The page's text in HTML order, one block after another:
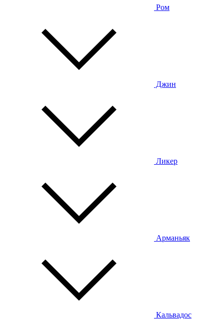
Ром
Джин
Ликер
Арманьяк
Кальвадос